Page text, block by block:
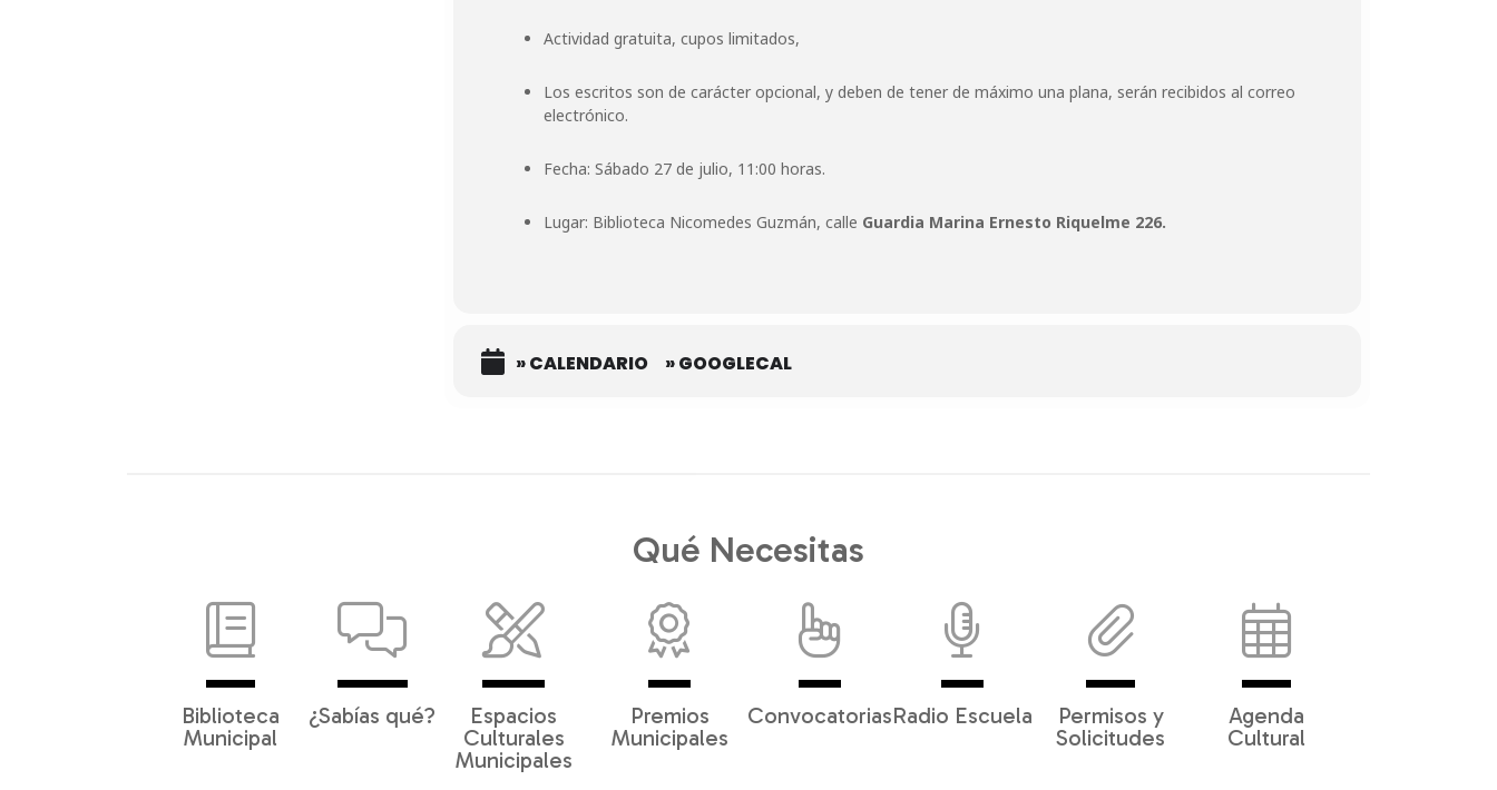
Actividad gratuita, cupos limitados,
Los escritos son de carácter opcional, y deben de tener de máximo una plana, serán recibidos al correo
electrónico.
Fecha: Sábado 27 de julio, 11:00 horas.
Lugar: Biblioteca Nicomedes Guzmán, calle Guardia Marina Ernesto Riquelme 226.
» CALENDARIO » GOOGLECAL
Qué Necesitas
Biblioteca
Municipal
¿Sabías qué?
Espacios
Culturales
Municipales
Premios
Municipales
ConvocatoriasRadio Escuela
Permisos y
Solicitudes
Agenda
Cultural